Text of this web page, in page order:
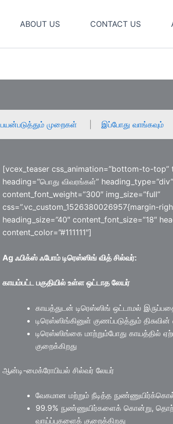
ABOUT US CONTACT US
பயன்படுத்தும் முறைகள் இப்போது வாங்கவும்
[vcex_teaser css_animation=”bottom-to-top”
heading=”பொது விவரங்கள்”
content_font_weight=”300″ img_size=”full”
css=”.vc_custom_1526380026957{margin-
heading_size=”40″ content_font_size=”18″
content_color=”#111111″]
Ag ஃபிக்ஸ் ஃபோம் டிரெஸ்ஸிங் வித் சில்வர்:
காயம்பட்ட பகுதியில் உள்ள ஒட்டாத லேயர்
காயத்துடன் டிரெஸ்ஸிங் ஒட்டாமல்
டிரெஸ்ஸிங்கினுள் குணப்படுத்தும்
டிரெஸ்ஸிங்கை மாற்றும்போது காயத்தில்
குறைக்கிறது
ஆன்டி-மைக்ரோபியல் சில்வர் லேயர்
வேகமான மற்றும் நீடித்த
99.9% நுண்ணுயிர்களைக் கொன்று,
வாய்ப்புகளைக் குறைக்கிறது